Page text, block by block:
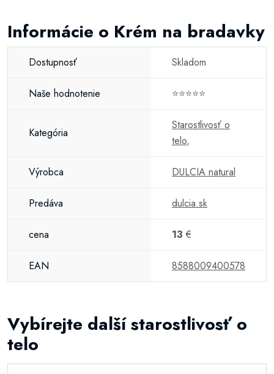
Informácie o Krém na bradavky
Dostupnosť Skladom
Naše hodnotenie ⭐⭐⭐⭐⭐
Kategória
Starostlivosť o
telo,
Výrobca DULCIA natural
Predáva dulcia.sk
cena 13 €
EAN 8588009400578
Vybírejte další starostlivosť o
telo